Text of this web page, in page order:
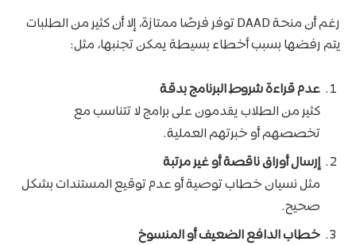
رغم أن منحة DAAD توفر فرصًا ممتازة، إلا أن كثير من الطلبات
يتم رفضها بسبب أخطاء بسيطة يمكن تجنبها، مثل:
عدم قراءة شروط البرنامج بدقة
كثير من الطلاب يقدمون على برامج لا تتناسب مع
تخصصهم أو خبرتهم العملية.
إرسال أوراق ناقصة أو غير مرتبة
مثل نسيان خطاب توصية أو عدم توقيع المستندات بشكل
صحيح.
خطاب الدافع الضعيف أو المنسوخ